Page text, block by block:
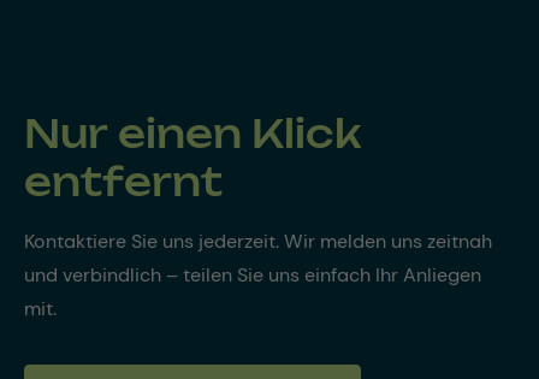
Nur einen Klick
entfernt
Kontaktiere Sie uns jederzeit. Wir melden uns zeitnah
und verbindlich – teilen Sie uns einfach Ihr Anliegen
mit.